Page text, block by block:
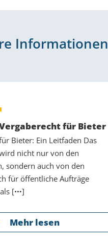
Informationen
für Bieter
Bieter: Ein Leitfaden Das
nicht nur von den
sondern auch von den
für öffentliche Aufträge
[
]
Mehr lesen